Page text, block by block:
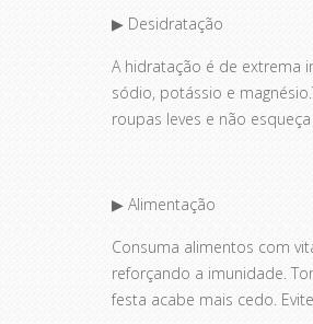
▶ Desidratação
A hidratação é de extrema
sódio, potássio e
roupas leves e não
▶ Alimentação
Consuma alimentos com
reforçando a imunidade.
festa acabe mais cedo.